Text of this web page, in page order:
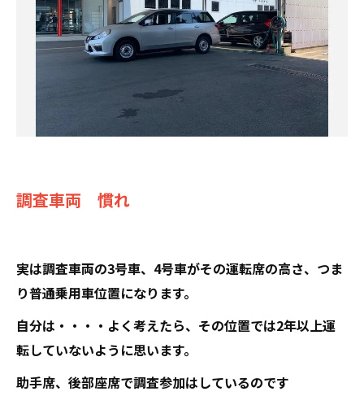
調査車両 慣れ
実は調査車両の3号車、4号車がその運転席の高さ、つま
り普通乗用車位置になります。
自分は・・・・よく考えたら、その位置では2年以上運
転していないように思います。
助手席、後部座席で調査参加はしているのです